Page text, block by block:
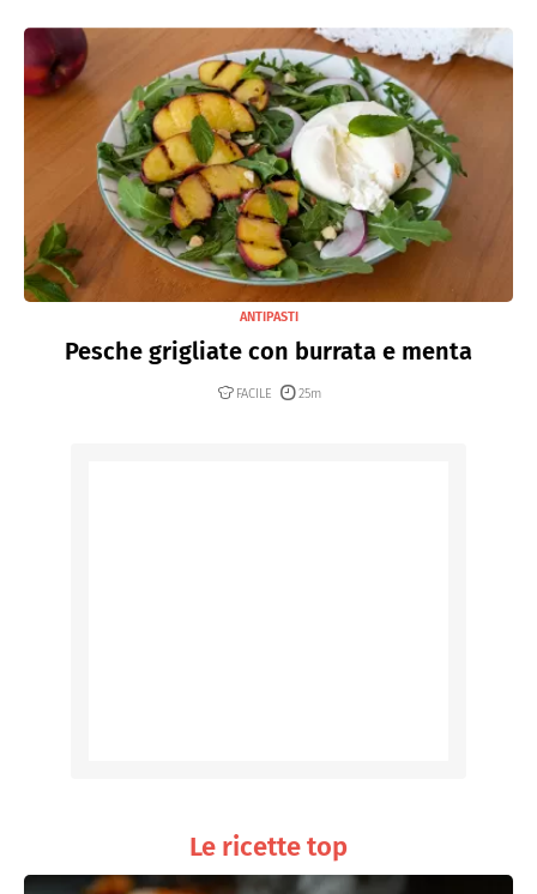
ANTIPASTI
Pesche grigliate con burrata e menta
FACILE 25m
Le ricette top